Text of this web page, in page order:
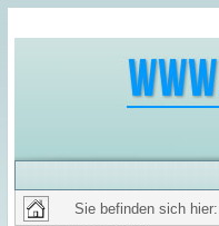
Sie befinden sich